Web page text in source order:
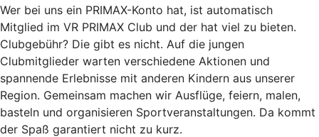
Wer bei uns ein PRIMAX-Konto hat, ist automatisch
Mitglied im VR PRIMAX Club und der hat viel zu bieten.
Clubgebühr? Die gibt es nicht. Auf die jungen
Clubmitglieder warten verschiedene Aktionen und
spannende Erlebnisse mit anderen Kindern aus unserer
Region. Gemeinsam machen wir Ausflüge, feiern, malen,
basteln und organisieren Sportveranstaltungen. Da kommt
der Spaß garantiert nicht zu kurz.